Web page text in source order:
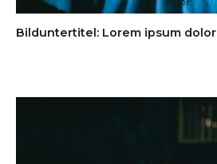
Bilduntertitel: Lorem ipsum dolor